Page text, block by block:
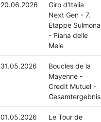
20.06.2026
Giro d'Italia
Next Gen - 7.
Etappe Sulmona
- Piana delle
Mele
31.05.2026
Boucles de la
Mayenne -
Credit Mutuel -
Gesamtergebnis
01.05.2026
Le Tour de